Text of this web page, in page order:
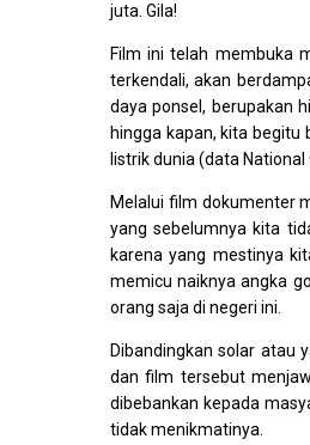
juta. Gila!
Film ini telah membuka
terkendali, akan
daya ponsel, berupakan
hingga kapan, kita begitu
listrik dunia (data
Melalui film dokumenter
yang sebelumnya kita
karena yang mestinya
memicu naiknya angka
orang saja di negeri ini.
Dibandingkan solar atau
dan film tersebut
dibebankan kepada
tidak menikmatinya.